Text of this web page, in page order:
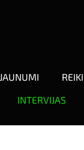
JAUNUMI REIKI
INTERVIJAS